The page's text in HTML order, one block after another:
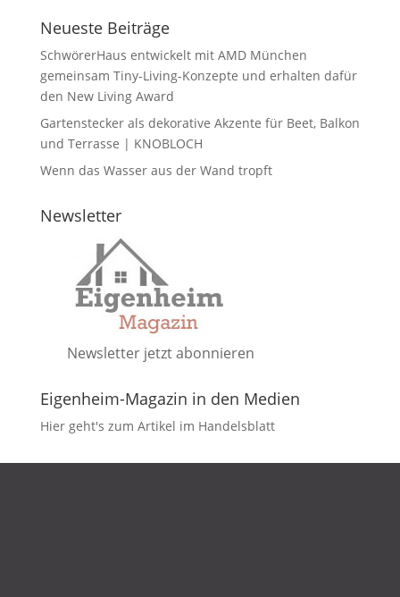
Neueste Beiträge
SchwörerHaus entwickelt mit AMD München
gemeinsam Tiny-Living-Konzepte und erhalten dafür
den New Living Award
Gartenstecker als dekorative Akzente für Beet, Balkon
und Terrasse | KNOBLOCH
Wenn das Wasser aus der Wand tropft
Newsletter
Newsletter jetzt abonnieren
Eigenheim-Magazin in den Medien
Hier geht's zum Artikel im Handelsblatt
DATENSCHUTZ